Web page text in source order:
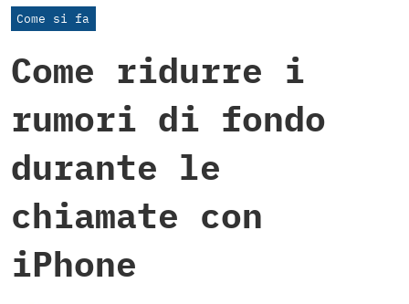
Come si fa
Come ridurre i
rumori di fondo
durante le
chiamate con
iPhone